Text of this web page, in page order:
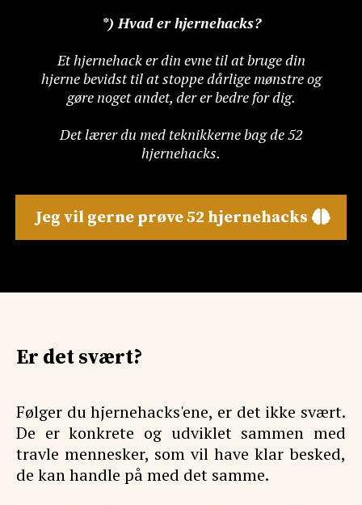
*) Hvad er hjernehacks?
Et hjernehack er din evne til at bruge din
hjerne bevidst til at stoppe dårlige mønstre og
gøre noget andet, der er bedre for dig.
Det lærer du med teknikkerne bag de 52
hjernehacks.
Jeg vil gerne prøve 52 hjernehacks
Er det svært?
Følger du hjernehacks'ene, er det ikke svært.
De er konkrete og udviklet sammen med
travle mennesker, som vil have klar besked,
de kan handle på med det samme.